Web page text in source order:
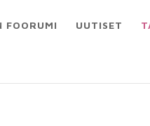
FOORUMI UUTISET